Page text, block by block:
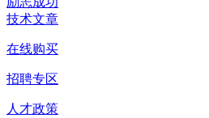
技术文章
在线购买
招聘专区
人才政策